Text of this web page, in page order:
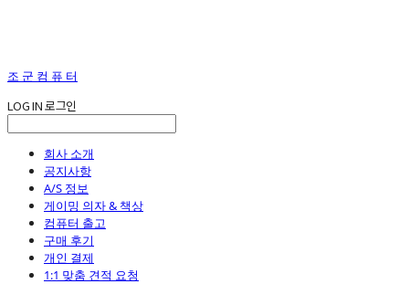
조 군 컴 퓨 터
LOG IN로그인
회사 소개
공지사항
A/S 정보
게이밍 의자 & 책상
컴퓨터 출고
구매 후기
개인 결제
1:1 맞춤 견적 요청